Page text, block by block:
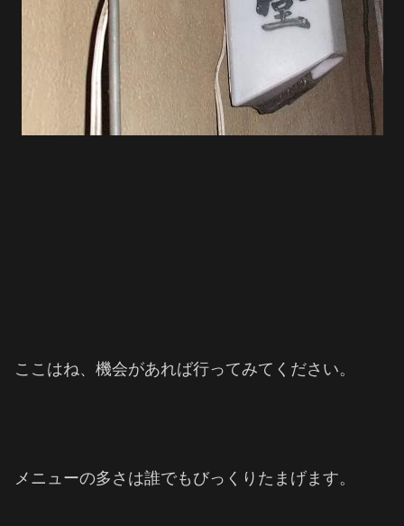
ここはね、機会があれば行ってみてください。
メニューの多さは誰でもびっくりたまげます。